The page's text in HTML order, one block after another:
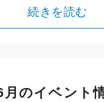
続きを読む
月のイベント